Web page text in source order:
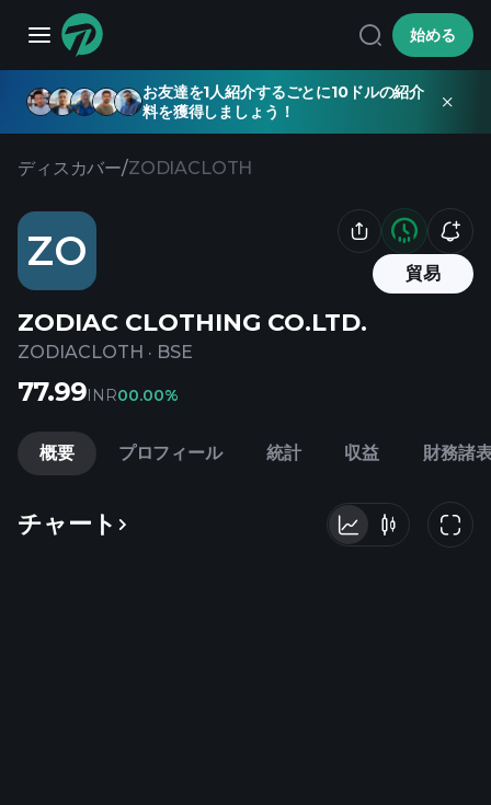
始める
お友達を1人紹介するごとに10ドルの紹介
料を獲得しましょう！
ディスカバー/ZODIACLOTH
ZO 貿易
ZODIAC CLOTHING CO.LTD.
ZODIACLOTH · BSE
77.99INR00.00%
概要 プロフィール 統計 収益 財務諸
チャート